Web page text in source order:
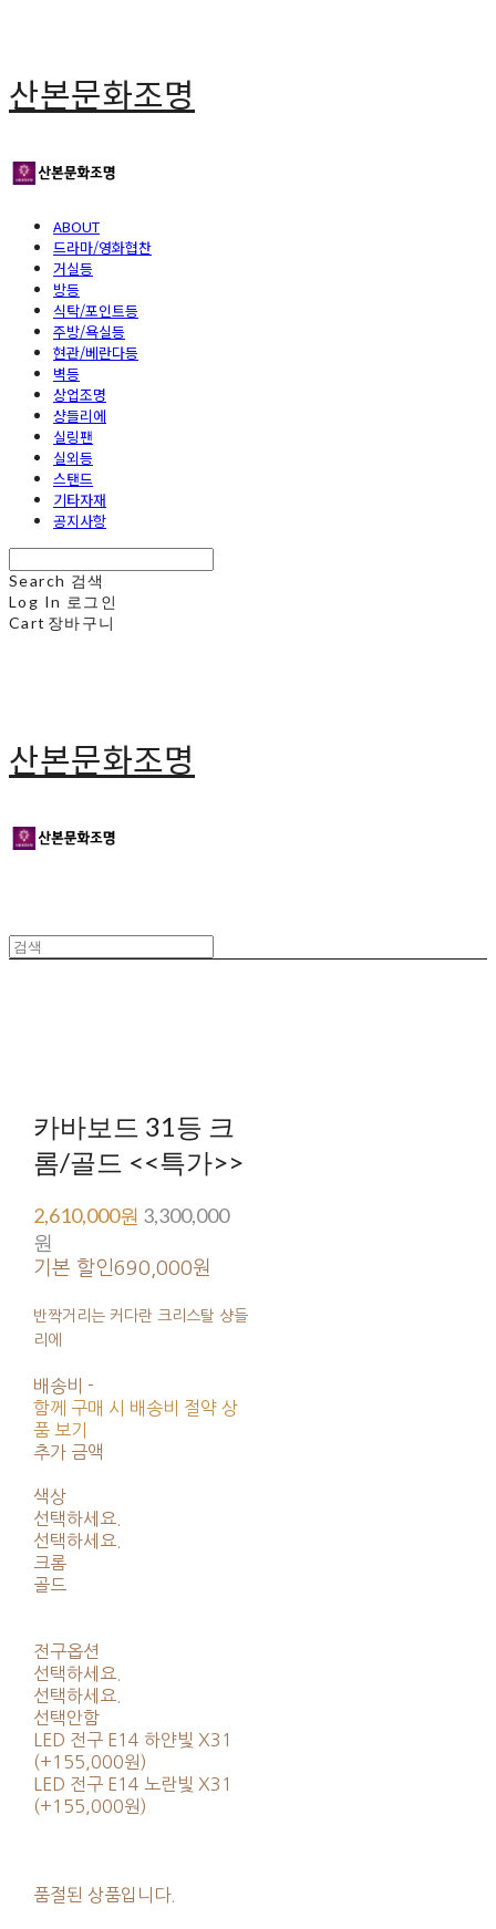
산본문화조명
ABOUT
드라마/영화협찬
거실등
방등
식탁/포인트등
주방/욕실등
현관/베란다등
벽등
상업조명
샹들리에
실링팬
실외등
스탠드
기타자재
공지사항
Search 검색
Log In 로그인
Cart 장바구니
산본문화조명
카바보드 31등 크
롬/골드 <<특가>>
2,610,000원 3,300,000
원
기본 할인690,000원
반짝거리는 커다란 크리스탈 샹들
리에
배송비 -
함께 구매 시 배송비 절약 상
품 보기
추가 금액
색상
선택하세요.
선택하세요.
크롬
골드
전구옵션
선택하세요.
선택하세요.
선택안함
LED 전구 E14 하얀빛 X31
(+155,000원)
LED 전구 E14 노란빛 X31
(+155,000원)
품절된 상품입니다.